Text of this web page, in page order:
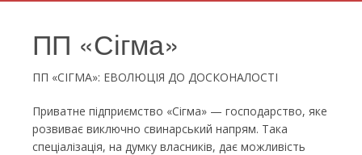
ПП «Сігма»
ПП «СІГМА»: ЕВОЛЮЦІЯ ДО ДОСКОНАЛОСТІ
Приватне підприємство «Сігма» — господарство, яке
розвиває виключно свинарський напрям. Така
спеціалізація, на думку власників, дає можливість